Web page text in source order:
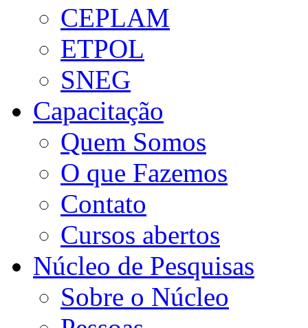
CEPLAM
ETPOL
SNEG
Capacitação
Quem Somos
O que Fazemos
Contato
Cursos abertos
Núcleo de Pesquisas
Sobre o Núcleo